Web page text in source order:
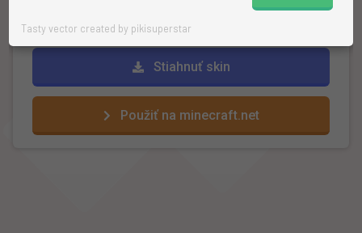
Tasty vector created by pikisuperstar
Stiahnuť skin
Použiť na minecraft.net